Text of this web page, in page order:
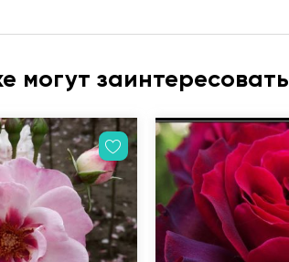
могут заинтересовать